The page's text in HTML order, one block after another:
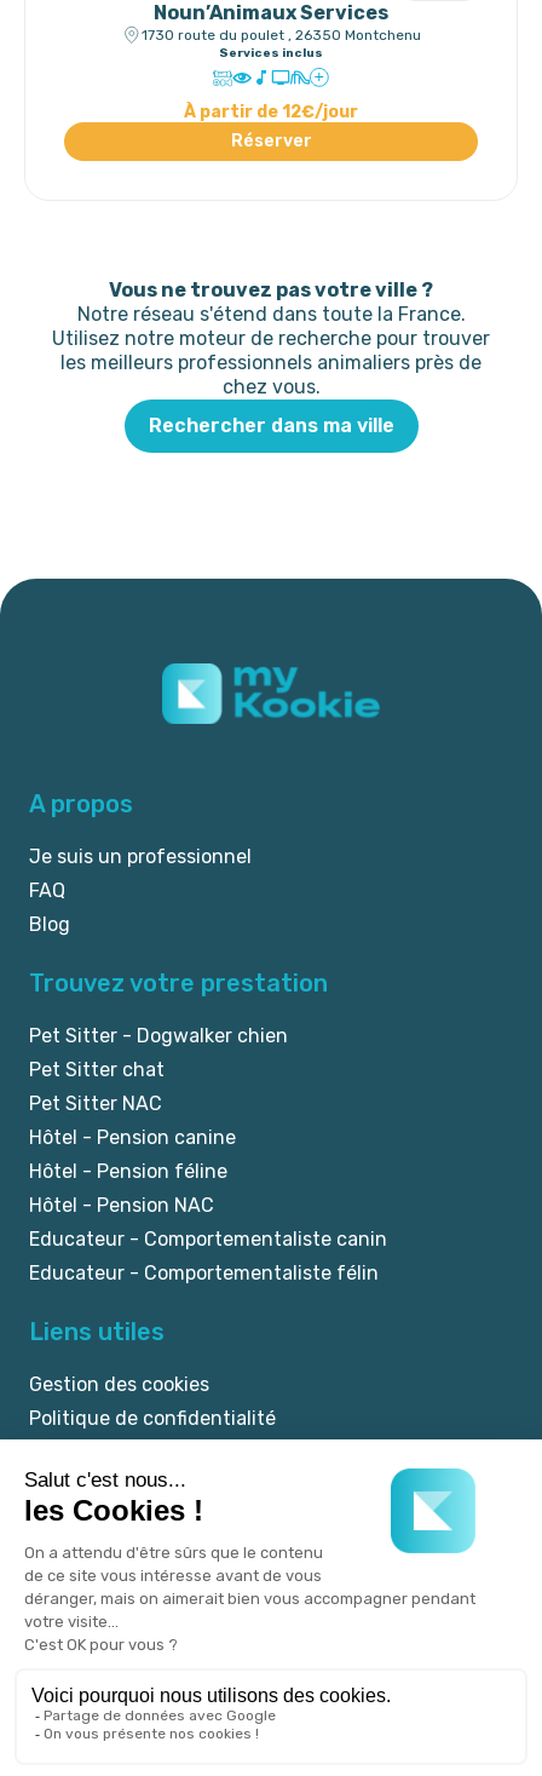
Noun’Animaux Services
1730 route du poulet , 26350 Montchenu
Services inclus
À partir de 12€/jour
Réserver
Vous ne trouvez pas votre ville ?
Notre réseau s'étend dans toute la France.
Utilisez notre moteur de recherche pour trouver
les meilleurs professionnels animaliers près de
chez vous.
Rechercher dans ma ville
A propos
Je suis un professionnel
FAQ
Blog
Trouvez votre prestation
Pet Sitter - Dogwalker chien
Pet Sitter chat
Pet Sitter NAC
Hôtel - Pension canine
Hôtel - Pension féline
Hôtel - Pension NAC
Educateur - Comportementaliste canin
Educateur - Comportementaliste félin
Liens utiles
Gestion des cookies
Politique de confidentialité
CGU
Un service Kookie.pet.